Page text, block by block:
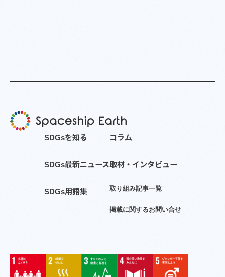
SDGsを知る
SDGs最新ニュース
SDGs用語集
コラム
取材・ イ ンタ ビュー
取り組み記事一覧
掲載に関するお問い合せ